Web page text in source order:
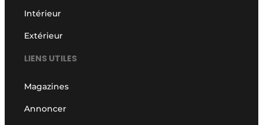
Intérieur
Extérieur
LIENS UTILES
Magazines
Annoncer